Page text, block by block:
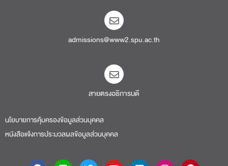
admissions@www2.spu.ac.th
สายตรงอธิการบดี​
นโยบายการคุ้มครองข้อมูลส่วนบุคคล
หนังสือแจ้งการประมวลผลข้อมูลส่วนบุคคล